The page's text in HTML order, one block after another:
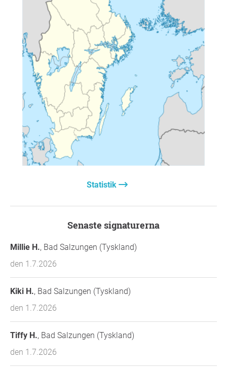
Statistik
Senaste signaturerna
Millie H., Bad Salzungen (Tyskland)
den 1.7.2026
Kiki H., Bad Salzungen (Tyskland)
den 1.7.2026
Tiffy H., Bad Salzungen (Tyskland)
den 1.7.2026